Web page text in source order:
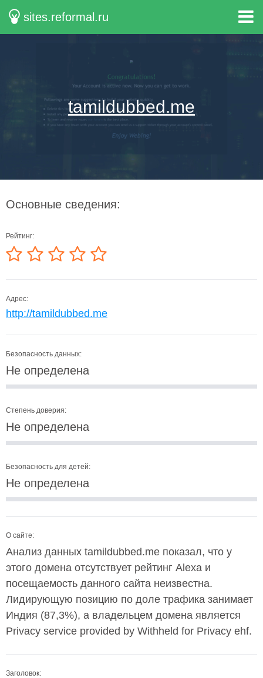
sites.reformal.ru
tamildubbed.me
Основные сведения:
Рейтинг:
Адрес:
http://tamildubbed.me
Безопасность данных:
Не определена
Степень доверия:
Не определена
Безопасность для детей:
Не определена
О сайте:
Анализ данных tamildubbed.me показал, что у
этого домена отсутствует рейтинг Alexa и
посещаемость данного сайта неизвестна.
Лидирующую позицию по доле трафика занимает
Индия (87,3%), а владельцем домена является
Privacy service provided by Withheld for Privacy ehf.
Заголовок: